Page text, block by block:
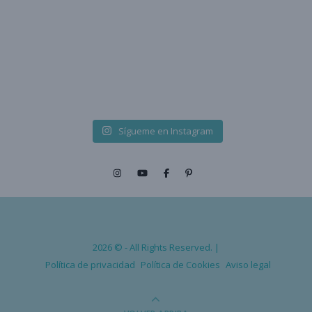
Sígueme en Instagram
2026 © - All Rights Reserved. |
Política de privacidad Política de Cookies Aviso legal